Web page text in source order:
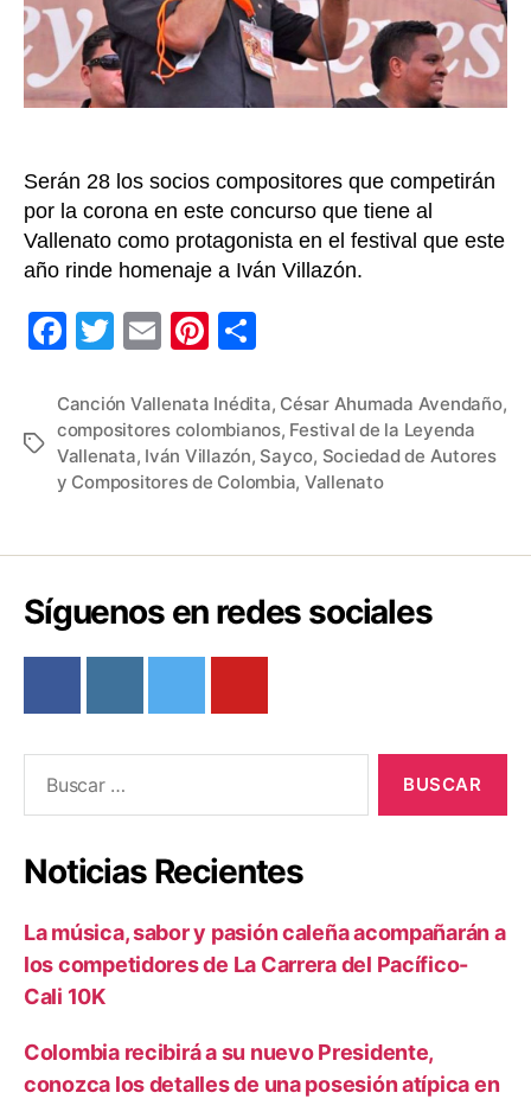
Festival
de
la
Leyenda
Serán 28 los socios compositores que competirán
por la corona en este concurso que tiene al
Vallenato como protagonista en el festival que este
año rinde homenaje a Iván Villazón.
F
c
e
b
o
k
T
tt
er
E
ail
Pi
er
e
st
m
p
ar
Etiquetas
Canción Vallenata Inédita, César Ahumada Avendaño,
compositores colombianos, Festival de la Leyenda
Vallenata, Iván Villazón, Sayco, Sociedad de Autores
y Compositores de Colombia, Vallenato
Síguenos en redes sociales
Noticias Recientes
La música, sabor y pasión caleña acompañarán a
los competidores de La Carrera del Pacífico-
Cali 10K
Colombia recibirá a su nuevo Presidente,
conozca los detalles de una posesión atípica en